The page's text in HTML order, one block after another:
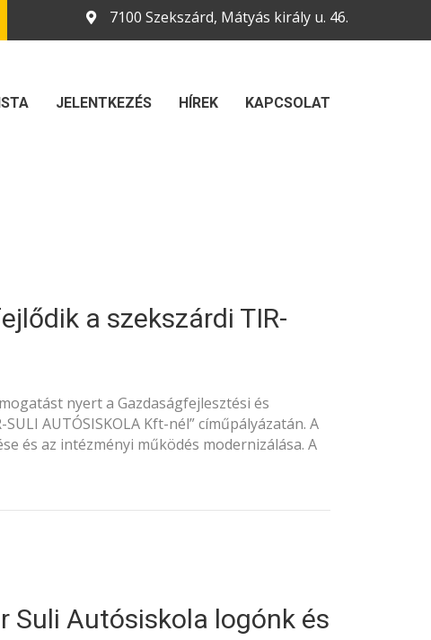
7100 Szekszárd, Mátyás király u. 46.
JELENTKEZÉS HÍREK KAPCSOLAT
a szekszárdi TIR-
nyert a Gazdaságfejlesztési és
AUTÓSISKOLA Kft-nél” címűpályázatán. A
és az intézményi működés modernizálása. A
Suli Autósiskola logónk és